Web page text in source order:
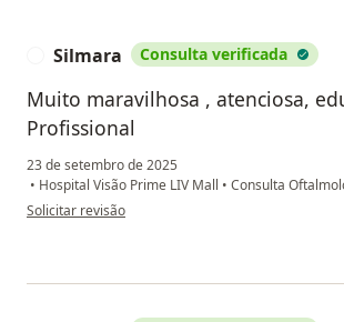
Silmara Consulta verificada
Muito maravilhosa , atenciosa,
Profissional
23 de setembro de 2025
• Hospital Visão Prime LIV Mall • Consulta
na opinião do utilizador Silmara
Solicitar revisão